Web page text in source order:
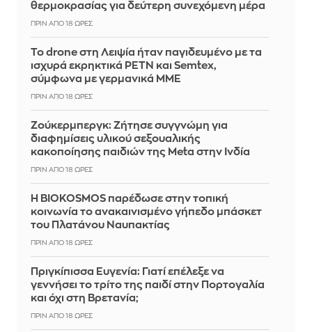
θερμοκρασίας για δεύτερη συνεχόμενη μέρα
ΠΡΙΝ ΑΠΌ 18 ΏΡΕΣ
Το drone στη Λειψία ήταν παγιδευμένο με τα
ισχυρά εκρηκτικά PETN και Semtex,
σύμφωνα με γερμανικά ΜΜΕ
ΠΡΙΝ ΑΠΌ 18 ΏΡΕΣ
Ζούκερμπεργκ: Ζήτησε συγγνώμη για
διαφημίσεις υλικού σεξουαλικής
κακοποίησης παιδιών της Meta στην Ινδία
ΠΡΙΝ ΑΠΌ 18 ΏΡΕΣ
Η BIOKOSMOS παρέδωσε στην τοπική
κοινωνία το ανακαινισμένο γήπεδο μπάσκετ
του Πλατάνου Ναυπακτίας
ΠΡΙΝ ΑΠΌ 18 ΏΡΕΣ
Πριγκίπισσα Ευγενία: Γιατί επέλεξε να
γεννήσει το τρίτο της παιδί στην Πορτογαλία
και όχι στη Βρετανία;
ΠΡΙΝ ΑΠΌ 18 ΏΡΕΣ